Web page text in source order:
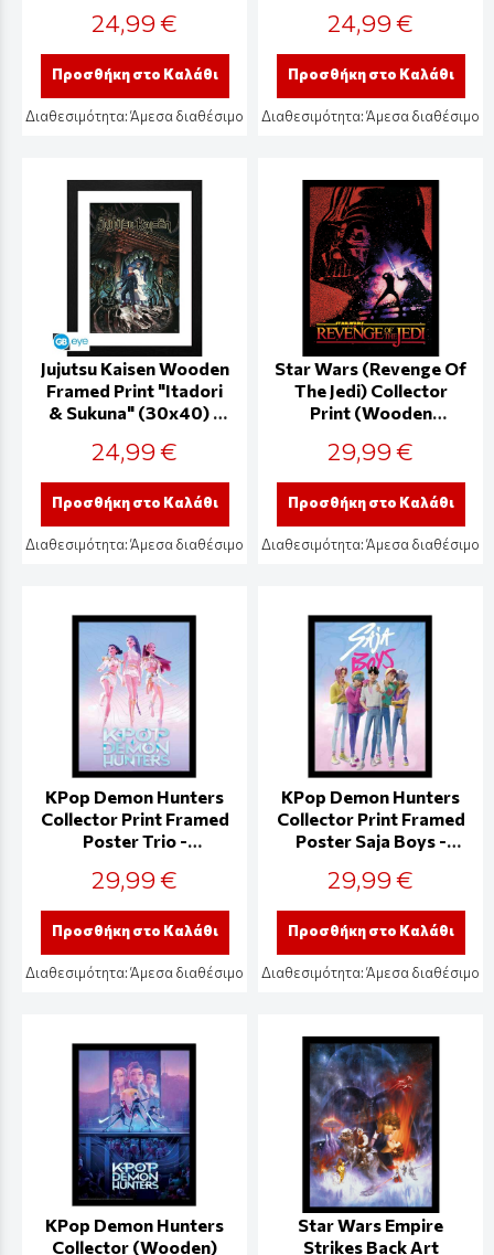
GBYDCO124
24,99 €
Προσθήκη στο Καλάθι
Διαθεσιμότητα:Άμεσα διαθέσιμο
GBYDCO045
24,99 €
Προσθήκη στο Καλάθι
Διαθεσιμότητα:Άμεσα διαθέσιμο
Jujutsu Kaisen Wooden
Framed Print "Itadori
& Sukuna" (30x40) -
24,99 €
Προσθήκη στο Καλάθι
Διαθεσιμότητα:Άμεσα διαθέσιμο
Star Wars (Revenge Of
The Jedi) Collector
Print (Wooden
29,99 €
Προσθήκη στο Καλάθι
Διαθεσιμότητα:Άμεσα διαθέσιμο
KPop Demon Hunters
Collector Print Framed
Poster Trio -
29,99 €
Προσθήκη στο Καλάθι
Διαθεσιμότητα:Άμεσα διαθέσιμο
KPop Demon Hunters
Collector Print Framed
Poster Saja Boys -
29,99 €
Προσθήκη στο Καλάθι
Διαθεσιμότητα:Άμεσα διαθέσιμο
KPop Demon Hunters
Collector (Wooden)
Star Wars Empire
Strikes Back Art